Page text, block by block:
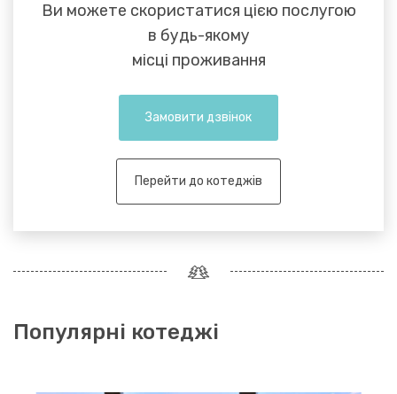
Ви можете скористатися цією послугою
в будь-якому
місці проживання
Замовити дзвінок
Перейти до котеджів
Популярні котеджі